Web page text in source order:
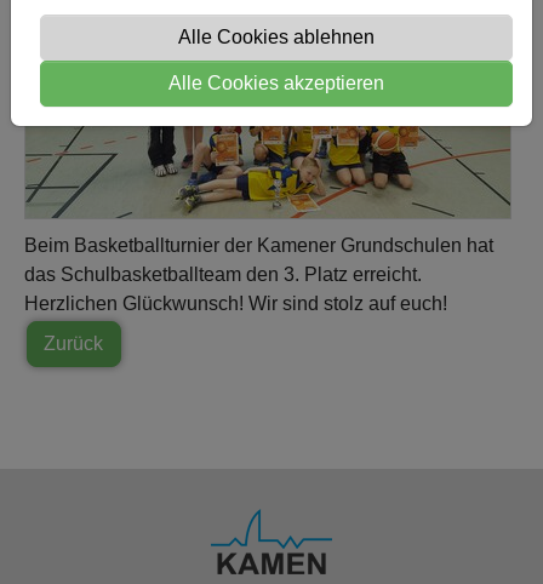
Beim Basketballturnier der Kamener Grundschulen hat
das Schulbasketballteam den 3. Platz erreicht.
Herzlichen Glückwunsch! Wir sind stolz auf euch!
Zurück
Alle Cookies ablehnen
Alle Cookies akzeptieren